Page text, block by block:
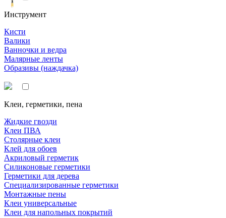
Инструмент
Кисти
Валики
Ванночки и ведра
Малярные ленты
Образивы (наждачка)
Клеи, герметики, пена
Жидкие гвозди
Клеи ПВА
Столярные клеи
Клей для обоев
Акриловый герметик
Силиконовые герметики
Герметики для дерева
Специализированные герметики
Монтажные пены
Клеи универсальные
Клеи для напольных покрытий